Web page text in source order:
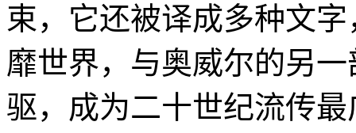
束，它还被译成多种文
靡世界，与奥威尔的另
驱，成为二十世纪流传